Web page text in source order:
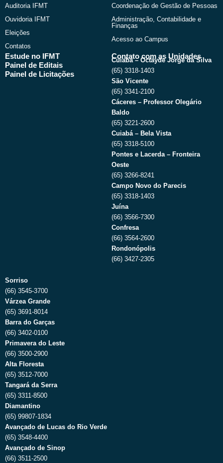
Auditoria IFMT
Ouvidoria IFMT
Eleições
Contatos
Coordenação de Gestão de Pessoas
Administração, Contabilidade e
Finanças
Acesso ao Campus
Estude no IFMT
Painel de Editais
Painel de Licitações
Contato com as Unidades
Cuiabá – Octayde Jorge da Silva
(65) 3318-1403
São Vicente
(65) 3341-2100
Cáceres – Professor Olegário
Baldo
(65) 3221-2600
Cuiabá – Bela Vista
(65) 3318-5100
Pontes e Lacerda – Fronteira
Oeste
(65) 3266-8241
Campo Novo do Parecis
(65) 3318-1403
Juína
(66) 3566-7300
Confresa
(66) 3564-2600
Rondonópolis
(66) 3427-2305
Sorriso
(66) 3545-3700
Várzea Grande
(65) 3691-8014
Barra do Garças
(66) 3402-0100
Primavera do Leste
(66) 3500-2900
Alta Floresta
(65) 3512-7000
Tangará da Serra
(65) 3311-8500
Diamantino
(65) 99807-1834
Avançado de Lucas do Rio Verde
(65) 3548-4400
Avançado de Sinop
(66) 3511-2500